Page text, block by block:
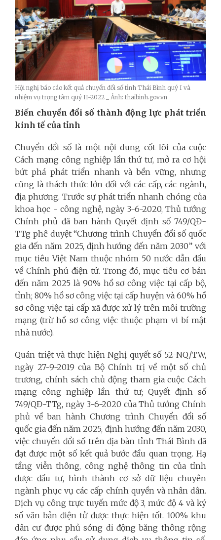
Hội nghị báo cáo kết quả chuyển đổi số tỉnh Thái Bình quý I và
nhiệm vụ trọng tâm quý II-2022 _ Ảnh: thaibinh.gov.vn
Biến chuyển đổi số thành động lực phát triển
kinh tế của tỉnh
Chuyển đổi số là một nội dung cốt lõi của cuộc
Cách mạng công nghiệp lần thứ tư, mở ra cơ hội
bứt phá phát triển nhanh và bền vững, nhưng
cũng là thách thức lớn đối với các cấp, các ngành,
địa phương. Trước sự phát triển nhanh chóng của
khoa học - công nghệ, ngày 3-6-2020, Thủ tướng
Chính phủ đã ban hành Quyết định số 749/QĐ-
TTg phê duyệt “Chương trình Chuyển đổi số quốc
gia đến năm 2025, định hướng đến năm 2030” với
mục tiêu Việt Nam thuộc nhóm 50 nước dẫn đầu
về Chính phủ điện tử. Trong đó, mục tiêu cơ bản
đến năm 2025 là 90% hồ sơ công việc tại cấp bộ,
tỉnh; 80% hồ sơ công việc tại cấp huyện và 60% hồ
sơ công việc tại cấp xã được xử lý trên môi trường
mạng (trừ hồ sơ công việc thuộc phạm vi bí mật
nhà nước).
Quán triệt và thực hiện Nghị quyết số 52-NQ/TW,
ngày 27-9-2019 của Bộ Chính trị về một số chủ
trương, chính sách chủ động tham gia cuộc Cách
mạng công nghiệp lần thứ tư; Quyết định số
749/QĐ-TTg, ngày 3-6-2020 của Thủ tướng Chính
phủ về ban hành Chương trình Chuyển đổi số
quốc gia đến năm 2025, định hướng đến năm 2030,
việc chuyển đổi số trên địa bàn tỉnh Thái Bình đã
đạt được một số kết quả bước đầu quan trọng. Hạ
tầng viễn thông, công nghệ thông tin của tỉnh
được đầu tư, hình thành cơ sở dữ liệu chuyên
ngành phục vụ các cấp chính quyền và nhân dân.
Dịch vụ công trực tuyến mức độ 3, mức độ 4 và ký
số văn bản điện tử được thực hiện tốt. 100% khu
dân cư được phủ sóng di động băng thông rộng